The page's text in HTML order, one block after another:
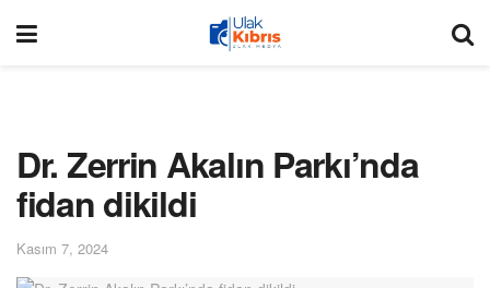
Dr. Zerrin Akalın Parkı’nda
fidan dikildi
Kasım 7, 2024